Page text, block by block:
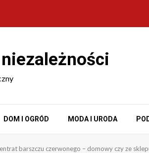
DOM I OGRÓD MODA I URODA
barszczu czerwonego – domowy czy ze